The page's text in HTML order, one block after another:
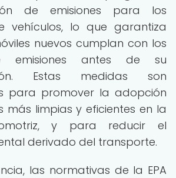
de emisiones para los
vehículos, lo que garantiza
nuevos cumplan con los
emisiones antes de su
Estas medidas son
para promover la adopción
más limpias y eficientes en la
y para reducir el
derivado del transporte.
las normativas de la EPA